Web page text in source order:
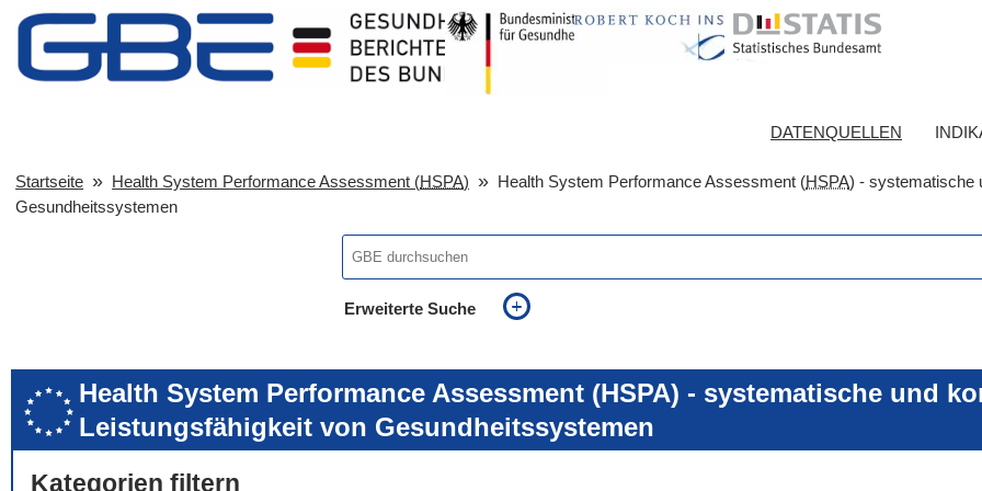
DATENQUELLEN
Startseite Health System Performance Assessment (HSPA) Health System Performance Assessment (HSPA) - systematische
Gesundheitssystemen
Erweiterte Suche
... genau diesen Ausdruck
auch ähnlich geschriebenes einbeziehen
Health System Performance Assessment (HSPA) - systematische und
Leistungsfähigkeit von Gesundheitssystemen
Kategorien filtern